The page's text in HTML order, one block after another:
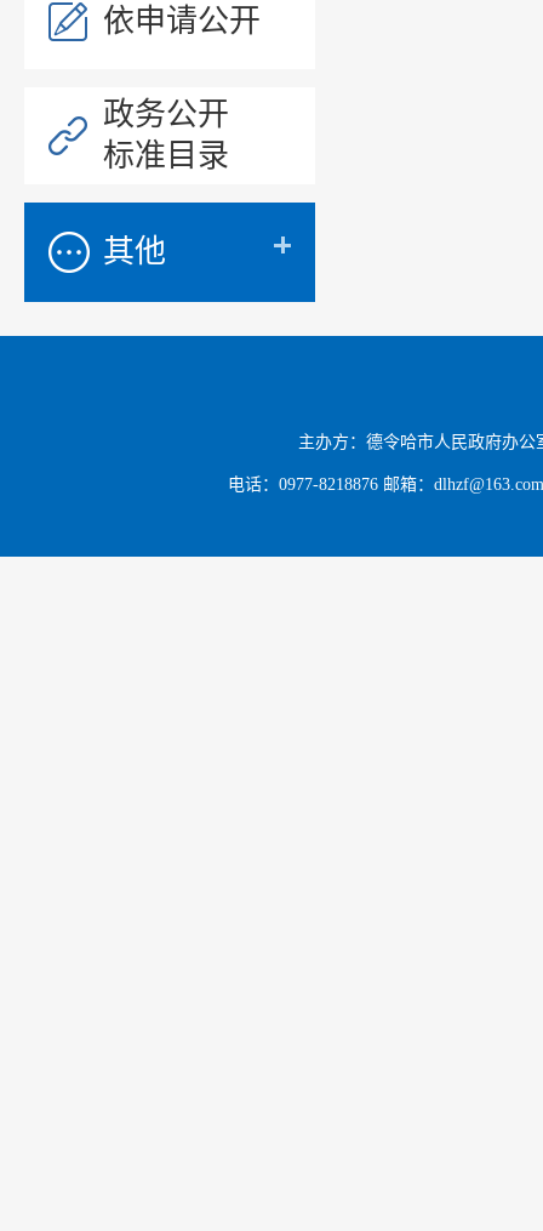
依申请公开
政务公开
标准目录
其他
主办方：德令哈市人民政府办
电话：0977-8218876 邮箱：